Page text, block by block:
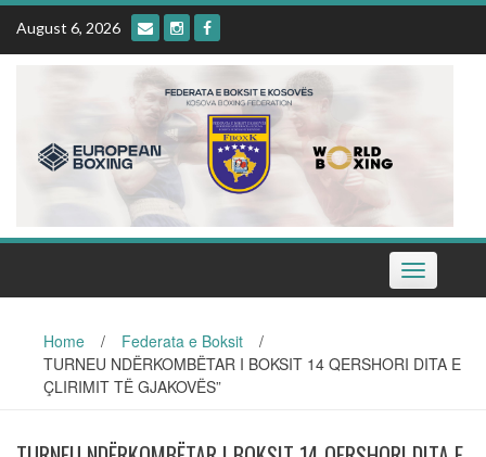
Skip
content
August 6, 2026
Toggle
navigation
Home / Federata e Boksit
/
TURNEU NDËRKOMBËTAR I BOKSIT 14 QERSHORI DITA E
ÇLIRIMIT TË GJAKOVËS”